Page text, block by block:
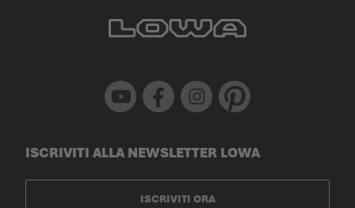
Youtube Facebook Instagram Pinterest
ISCRIVITI ALLA NEWSLETTER LOWA
ISCRIVITI ORA